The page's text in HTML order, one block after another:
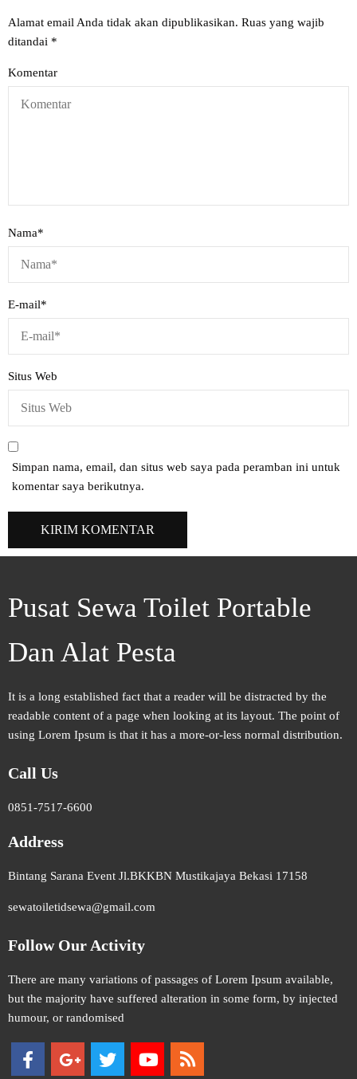
Alamat email Anda tidak akan dipublikasikan. Ruas yang wajib
ditandai *
Komentar
Nama*
E-mail*
Situs Web
Simpan nama, email, dan situs web saya pada peramban ini untuk
komentar saya berikutnya.
Pusat Sewa Toilet Portable
Dan Alat Pesta
It is a long established fact that a reader will be distracted by the
readable content of a page when looking at its layout. The point of
using Lorem Ipsum is that it has a more-or-less normal distribution.
Call Us
0851-7517-6600
Address
Bintang Sarana Event Jl.BKKBN Mustikajaya Bekasi 17158
sewatoiletidsewa@gmail.com
Follow Our Activity
There are many variations of passages of Lorem Ipsum available,
but the majority have suffered alteration in some form, by injected
humour, or randomised